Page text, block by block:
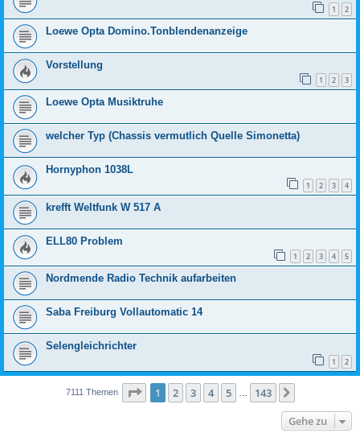
1 2
Loewe Opta Domino.Tonblendenanzeige
Vorstellung
1 2 3
Loewe Opta Musiktruhe
welcher Typ (Chassis vermutlich Quelle Simonetta)
Hornyphon 1038L
1 2 3 4
krefft Weltfunk W 517 A
ELL80 Problem
1 2 3 4 5
Nordmende Radio Technik aufarbeiten
Saba Freiburg Vollautomatic 14
Selengleichrichter
1 2
7111 Themen Seite 1von 143
1 2 3 4 5 143
Gehe zu